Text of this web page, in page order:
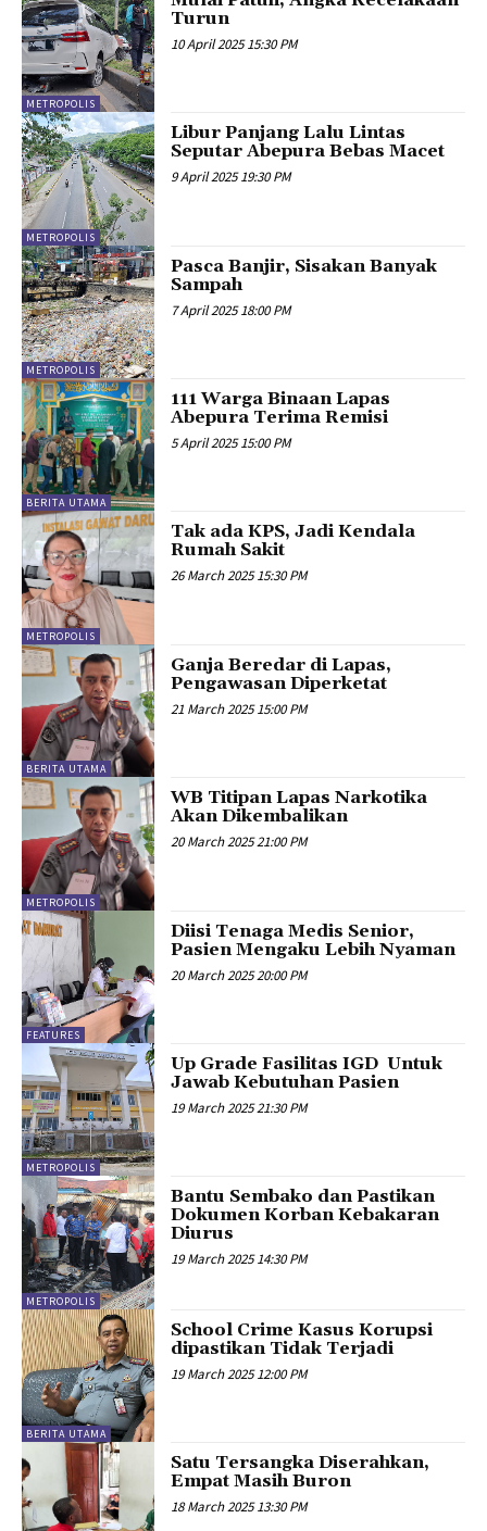
METROPOLIS
Turun
10 April 2025 15:30 PM
METROPOLIS
Libur Panjang Lalu Lintas
Seputar Abepura Bebas Macet
9 April 2025 19:30 PM
METROPOLIS
Pasca Banjir, Sisakan Banyak
Sampah
7 April 2025 18:00 PM
BERITA UTAMA
111 Warga Binaan Lapas
Abepura Terima Remisi
5 April 2025 15:00 PM
METROPOLIS
Tak ada KPS, Jadi Kendala
Rumah Sakit
26 March 2025 15:30 PM
BERITA UTAMA
Ganja Beredar di Lapas,
Pengawasan Diperketat
21 March 2025 15:00 PM
METROPOLIS
WB Titipan Lapas Narkotika
Akan Dikembalikan
20 March 2025 21:00 PM
FEATURES
Diisi Tenaga Medis Senior,
Pasien Mengaku Lebih Nyaman
20 March 2025 20:00 PM
METROPOLIS
Up Grade Fasilitas IGD Untuk
Jawab Kebutuhan Pasien
19 March 2025 21:30 PM
METROPOLIS
Bantu Sembako dan Pastikan
Dokumen Korban Kebakaran
Diurus
19 March 2025 14:30 PM
BERITA UTAMA
School Crime Kasus Korupsi
dipastikan Tidak Terjadi
19 March 2025 12:00 PM
Satu Tersangka Diserahkan,
Empat Masih Buron
18 March 2025 13:30 PM